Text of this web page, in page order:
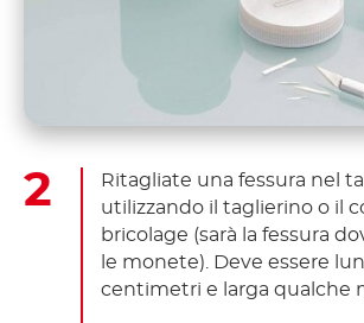
Ritagliate una fessura nel
utilizzando il taglierino o il
bricolage (sarà la fessura
le monete). Deve essere
centimetri e larga qualche